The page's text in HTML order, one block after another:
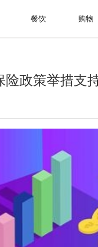
餐饮 购物
险政策举措支